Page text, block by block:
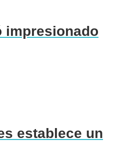
impresionado
establece un